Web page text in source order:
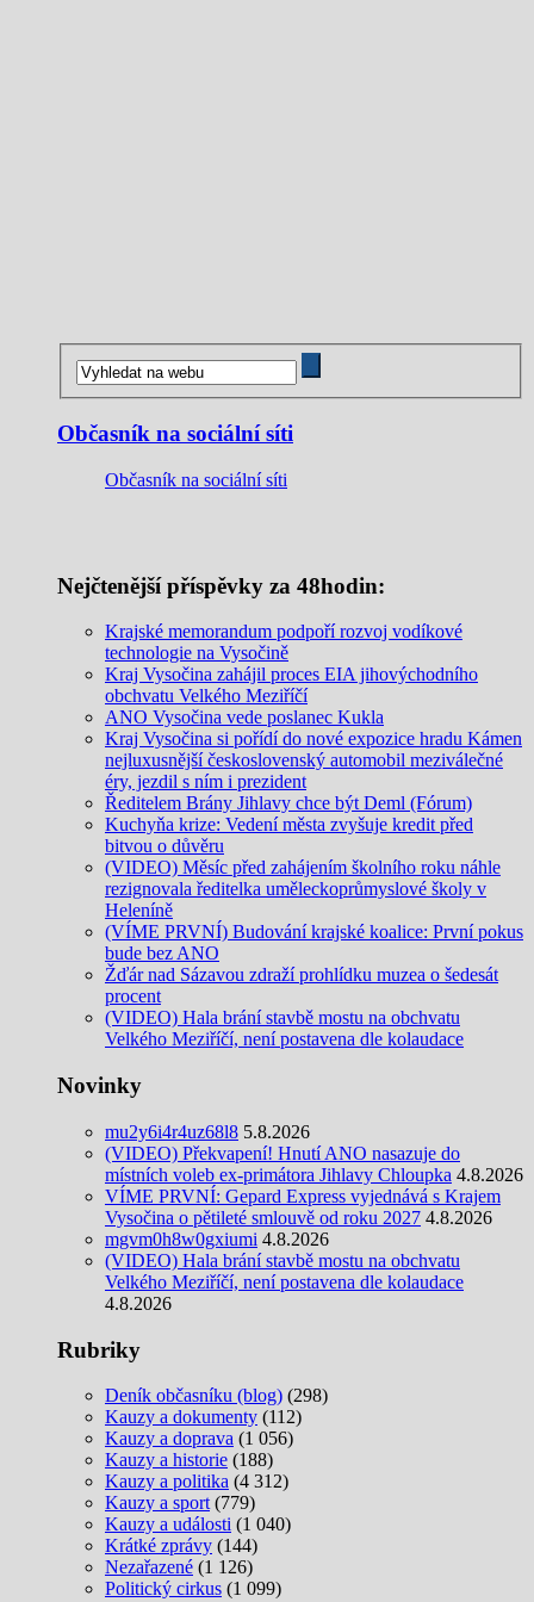
Občasník na sociální síti
Občasník na sociální síti
Nejčtenější příspěvky za 48hodin:
Krajské memorandum podpoří rozvoj vodíkové
technologie na Vysočině
Kraj Vysočina zahájil proces EIA jihovýchodního
obchvatu Velkého Meziříčí
ANO Vysočina vede poslanec Kukla
Kraj Vysočina si pořídí do nové expozice hradu Kámen
nejluxusnější československý automobil meziválečné
éry, jezdil s ním i prezident
Ředitelem Brány Jihlavy chce být Deml (Fórum)
Kuchyňa krize: Vedení města zvyšuje kredit před
bitvou o důvěru
(VIDEO) Měsíc před zahájením školního roku náhle
rezignovala ředitelka uměleckoprůmyslové školy v
Heleníně
(VÍME PRVNÍ) Budování krajské koalice: První pokus
bude bez ANO
Žďár nad Sázavou zdraží prohlídku muzea o šedesát
procent
(VIDEO) Hala brání stavbě mostu na obchvatu
Velkého Meziříčí, není postavena dle kolaudace
Novinky
mu2y6i4r4uz68l8 5.8.2026
(VIDEO) Překvapení! Hnutí ANO nasazuje do
místních voleb ex-primátora Jihlavy Chloupka 4.8.2026
VÍME PRVNÍ: Gepard Express vyjednává s Krajem
Vysočina o pětileté smlouvě od roku 2027 4.8.2026
mgvm0h8w0gxiumi 4.8.2026
(VIDEO) Hala brání stavbě mostu na obchvatu
Velkého Meziříčí, není postavena dle kolaudace
4.8.2026
Rubriky
Deník občasníku (blog) (298)
Kauzy a dokumenty (112)
Kauzy a doprava (1 056)
Kauzy a historie (188)
Kauzy a politika (4 312)
Kauzy a sport (779)
Kauzy a události (1 040)
Krátké zprávy (144)
Nezařazené (1 126)
Politický cirkus (1 099)